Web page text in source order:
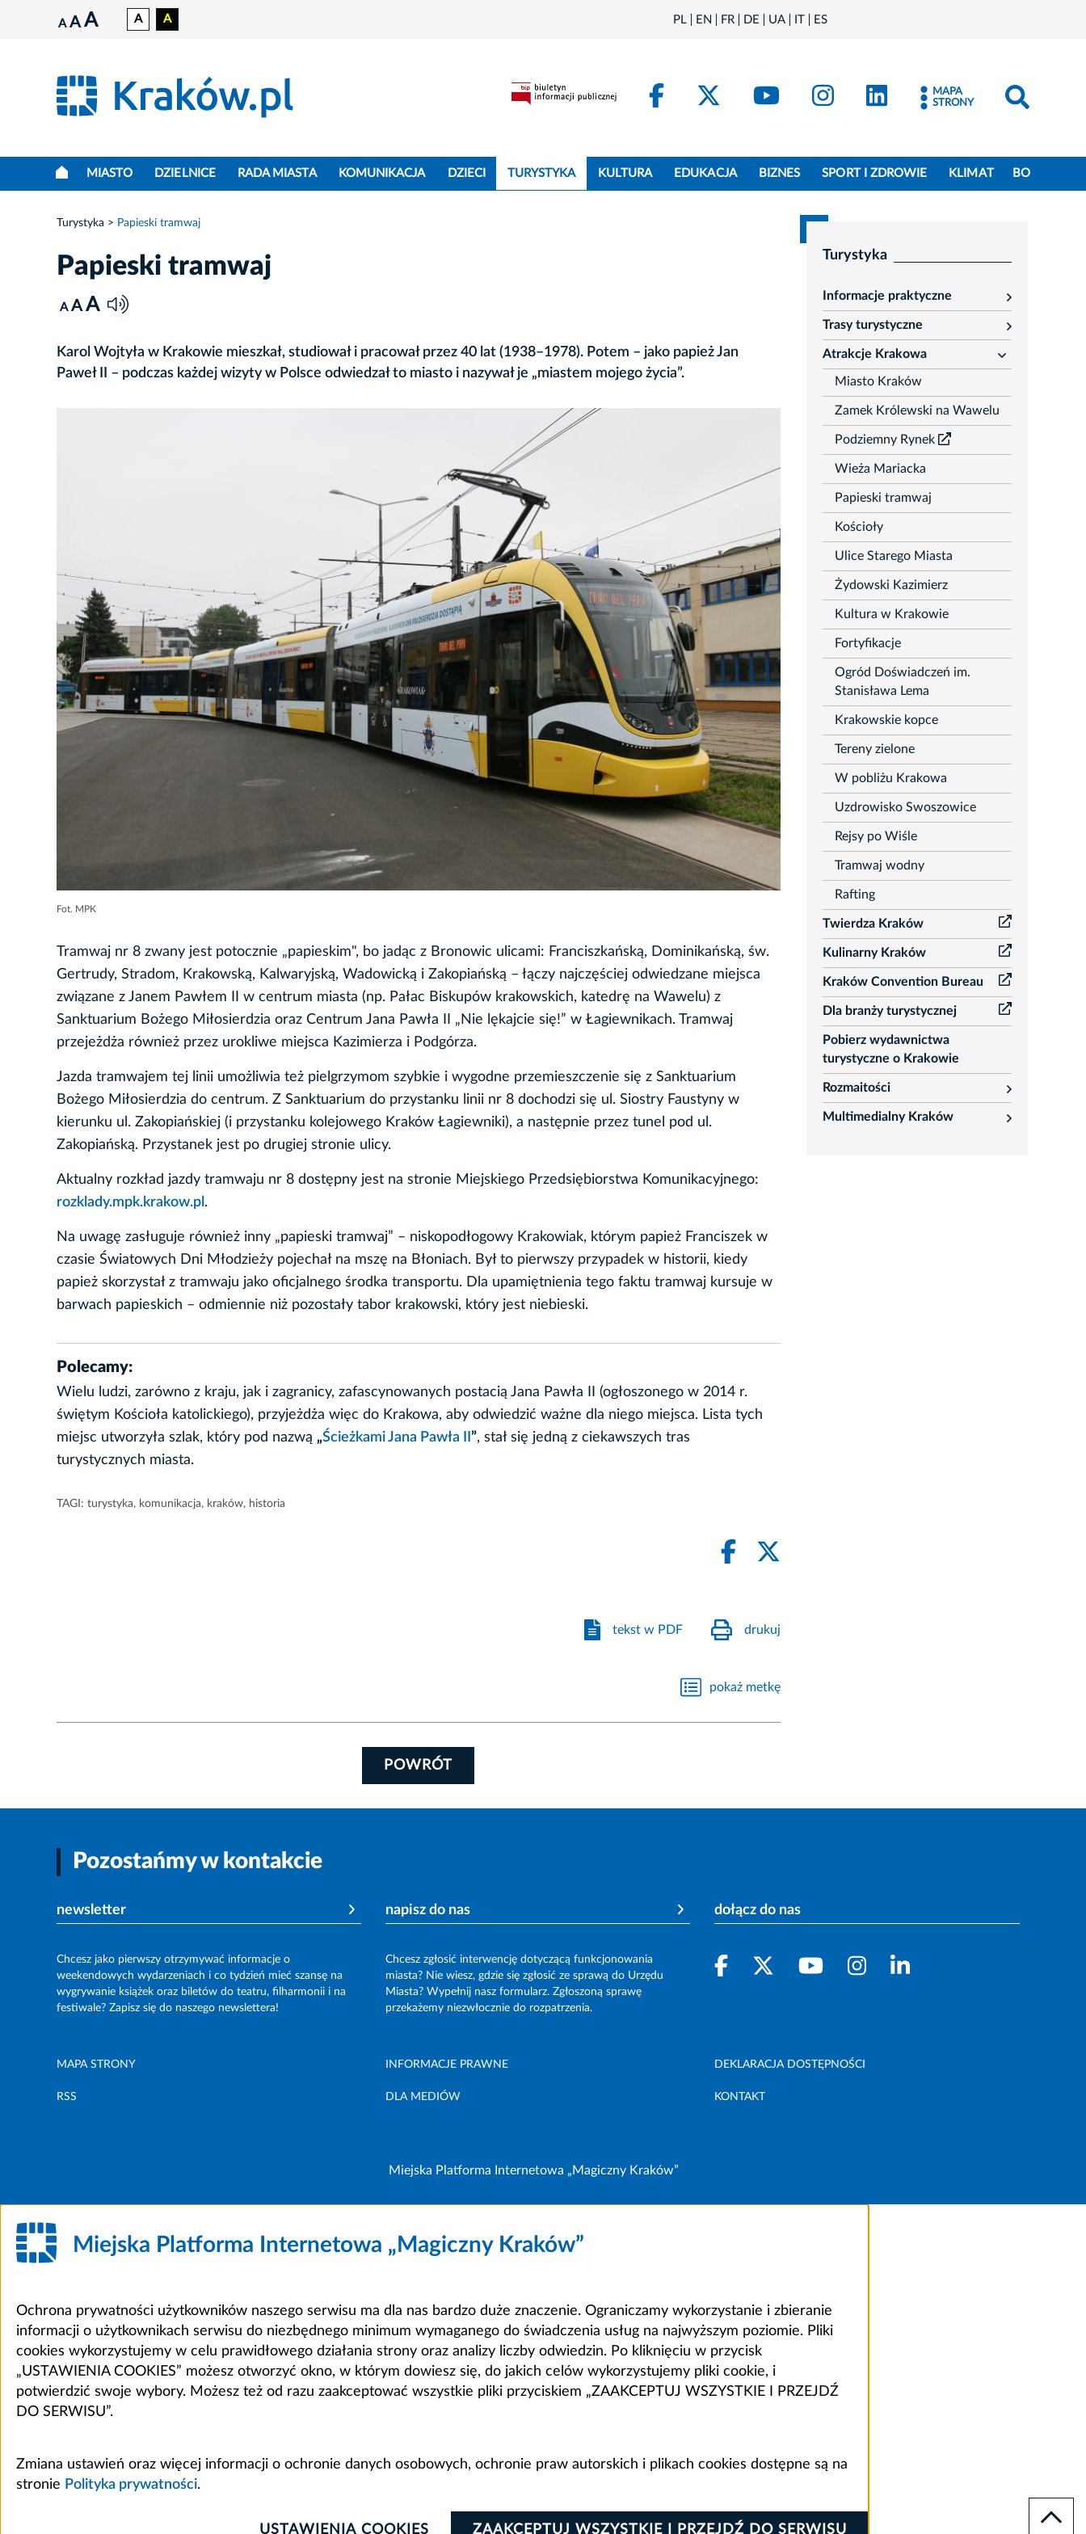
A A A A A PL EN FR DE UA IT ES
FacebookKraków - X
Kraków - YouTube
Kraków - Instagram
Kraków - LinkedIn
MAPA
STRONY
MIASTO DZIELNICE RADA MIASTA KOMUNIKACJA DZIECI TURYSTYKA KULTURA EDUKACJA BIZNES SPORT I ZDROWIE KLIMAT BO
Turystyka Papieski tramwaj
Papieski tramwaj
A A A
Karol Wojtyła w Krakowie mieszkał, studiował i pracował przez 40 lat (1938–1978). Potem – jako papież Jan
Paweł II – podczas każdej wizyty w Polsce odwiedzał to miasto i nazywał je „miastem mojego życia”.
Fot. MPK
Tramwaj nr 8 zwany jest potocznie „papieskim", bo jadąc z Bronowic ulicami: Franciszkańską, Dominikańską, św.
Gertrudy, Stradom, Krakowską, Kalwaryjską, Wadowicką i Zakopiańską – łączy najczęściej odwiedzane miejsca
związane z Janem Pawłem II w centrum miasta (np. Pałac Biskupów krakowskich, katedrę na Wawelu) z
Sanktuarium Bożego Miłosierdzia oraz Centrum Jana Pawła II „Nie lękajcie się!” w Łagiewnikach. Tramwaj
przejeżdża również przez urokliwe miejsca Kazimierza i Podgórza.
Jazda tramwajem tej linii umożliwia też pielgrzymom szybkie i wygodne przemieszczenie się z Sanktuarium
Bożego Miłosierdzia do centrum. Z Sanktuarium do przystanku linii nr 8 dochodzi się ul. Siostry Faustyny w
kierunku ul. Zakopiańskiej (i przystanku kolejowego Kraków Łagiewniki), a następnie przez tunel pod ul.
Zakopiańską. Przystanek jest po drugiej stronie ulicy.
Aktualny rozkład jazdy tramwaju nr 8 dostępny jest na stronie Miejskiego Przedsiębiorstwa Komunikacyjnego:
rozklady.mpk.krakow.pl .
Na uwagę zasługuje również inny „papieski tramwaj” – niskopodłogowy Krakowiak, którym papież Franciszek w
czasie Światowych Dni Młodzieży pojechał na mszę na Błoniach. Był to pierwszy przypadek w historii, kiedy
papież skorzystał z tramwaju jako oficjalnego środka transportu. Dla upamiętnienia tego faktu tramwaj kursuje w
barwach papieskich – odmiennie niż pozostały tabor krakowski, który jest niebieski.
Polecamy:
Wielu ludzi, zarówno z kraju, jak i zagranicy, zafascynowanych postacią Jana Pawła II (ogłoszonego w 2014 r.
świętym Kościoła katolickiego), przyjeżdża więc do Krakowa, aby odwiedzić ważne dla niego miejsca. Lista tych
miejsc utworzyła szlak, który pod nazwą „Ścieżkami Jana Pawła II ”, stał się jedną z ciekawszych tras
turystycznych miasta.
TAGI: turystyka, komunikacja, kraków, historia
tekst w PDF drukuj
pokaż metkę
POWRÓT
Turystyka
Informacje praktyczne
rozwiń
Trasy turystyczne
rozwiń
Atrakcje Krakowa
rozwiń
Miasto Kraków
Zamek Królewski na Wawelu
Podziemny Rynek
Wieża Mariacka
Papieski tramwaj
Kościoły
Ulice Starego Miasta
Żydowski Kazimierz
Kultura w Krakowie
Fortyfikacje
Ogród Doświadczeń im.
Stanisława Lema
Krakowskie kopce
Tereny zielone
W pobliżu Krakowa
Uzdrowisko Swoszowice
Rejsy po Wiśle
Tramwaj wodny
Rafting
Twierdza Kraków
Kulinarny Kraków
Kraków Convention Bureau
Dla branży turystycznej
Pobierz wydawnictwa
turystyczne o Krakowie
Rozmaitości
rozwiń
Multimedialny Kraków
rozwiń
Pozostańmy w kontakcie
newsletter
Chcesz jako pierwszy otrzymywać informacje o
weekendowych wydarzeniach i co tydzień mieć szansę na
wygrywanie książek oraz biletów do teatru, filharmonii i na
festiwale? Zapisz się do naszego newslettera!
napisz do nas
Chcesz zgłosić interwencję dotyczącą funkcjonowania
miasta? Nie wiesz, gdzie się zgłosić ze sprawą do Urzędu
Miasta? Wypełnij nasz formularz. Zgłoszoną sprawę
przekażemy niezwłocznie do rozpatrzenia.
dołącz do nas
MAPA STRONY INFORMACJE PRAWNE DEKLARACJA DOSTĘPNOŚCI
RSS DLA MEDIÓW KONTAKT
Miejska Platforma Internetowa „Magiczny Kraków”
Miejska Platforma Internetowa „Magiczny Kraków”
Ochrona prywatności użytkowników naszego serwisu ma dla nas bardzo duże znaczenie. Ograniczamy wykorzystanie i zbieranie
informacji o użytkownikach serwisu do niezbędnego minimum wymaganego do świadczenia usług na najwyższym poziomie. Pliki
cookies wykorzystujemy w celu prawidłowego działania strony oraz analizy liczby odwiedzin. Po kliknięciu w przycisk
„USTAWIENIA COOKIES” możesz otworzyć okno, w którym dowiesz się, do jakich celów wykorzystujemy pliki cookie, i
potwierdzić swoje wybory. Możesz też od razu zaakceptować wszystkie pliki przyciskiem „ZAAKCEPTUJ WSZYSTKIE I PRZEJDŹ
DO SERWISU”.
Zmiana ustawień oraz więcej informacji o ochronie danych osobowych, ochronie praw autorskich i plikach cookies dostępne są na
stronie Polityka prywatności.
ZAAKCEPTUJ WSZYSTKIE I PRZEJDŹ DO SERWISU
USTAWIENIA COOKIES